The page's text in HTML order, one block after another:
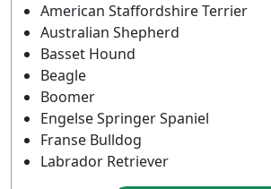
American Staffordshire Terrier
Australian Shepherd
Basset Hound
Beagle
Boomer
Engelse Springer Spaniel
Franse Bulldog
Labrador Retriever